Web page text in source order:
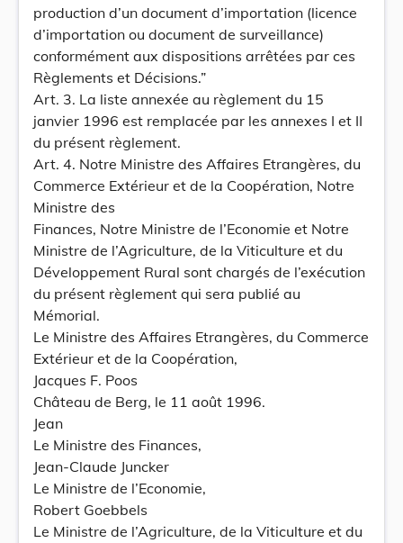
production d’un document d’importation (licence
d’importation ou document de surveillance)
conformément aux dispositions arrêtées par ces
Règlements et Décisions.”
Art. 3. La liste annexée au règlement du 15
janvier 1996 est remplacée par les annexes I et II
du présent règlement.
Art. 4. Notre Ministre des Affaires Etrangères, du
Commerce Extérieur et de la Coopération, Notre
Ministre des
Finances, Notre Ministre de l’Economie et Notre
Ministre de l’Agriculture, de la Viticulture et du
Développement Rural sont chargés de l’exécution
du présent règlement qui sera publié au
Mémorial.
Le Ministre des Affaires Etrangères, du Commerce
Extérieur et de la Coopération,
Jacques F. Poos
Château de Berg, le 11 août 1996.
Jean
Le Ministre des Finances,
Jean-Claude Juncker
Le Ministre de l’Economie,
Robert Goebbels
Le Ministre de l’Agriculture, de la Viticulture et du